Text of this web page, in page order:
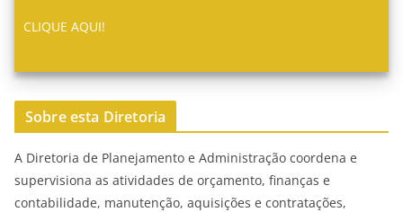
CLIQUE AQUI!
Sobre esta Diretoria
A Diretoria de Planejamento e Administração coordena e
supervisiona as atividades de orçamento, finanças e
contabilidade, manutenção, aquisições e contratações,